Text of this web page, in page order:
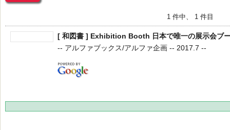
1 件中、 1 件目
[ 和図書 ] Exhibition Booth 日本で唯一の展示会ブ
-- アルファブックス/アルファ企画 -- 2017.7 --